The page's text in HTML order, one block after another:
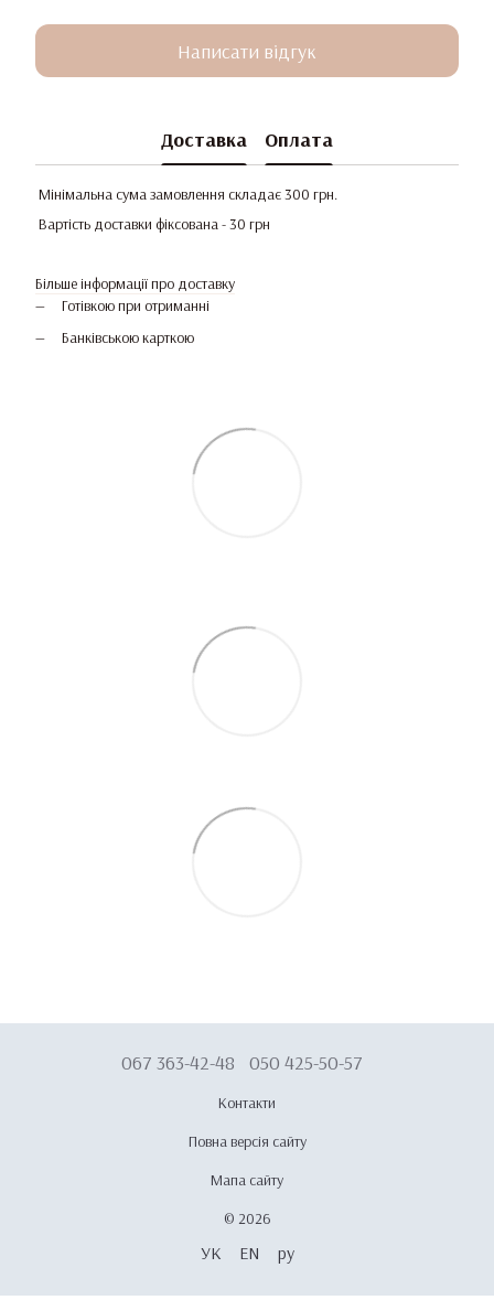
Написати відгук
Доставка Оплата
Мінімальна сума замовлення складає 300 грн.
Вартість доставки фіксована - 30 грн
Більше інформації про доставку
Готівкою при отриманні
Банківською карткою
067 363-42-48 050 425-50-57
Контакти
Повна версія сайту
Мапа сайту
© 2026
УК EN ру